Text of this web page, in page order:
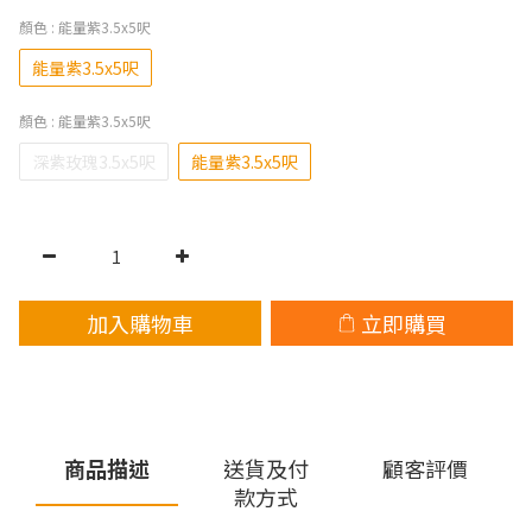
顏色 : 能量紫3.5x5呎
能量紫3.5x5呎
顏色 : 能量紫3.5x5呎
深紫玫瑰3.5x5呎 能量紫3.5x5呎
加入購物車 立即購買
商品描述
送貨及付
款方式
顧客評價